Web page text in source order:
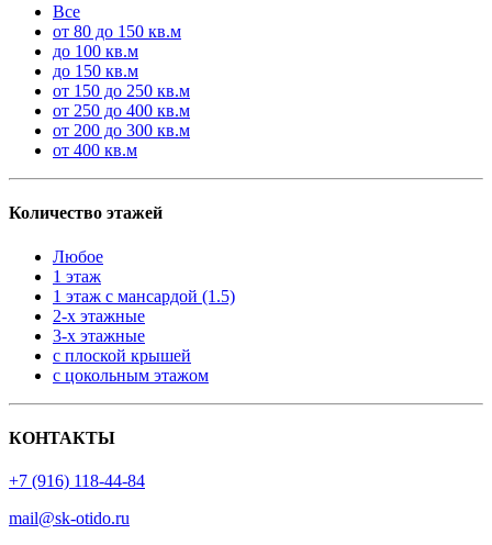
Все
от 80 до 150 кв.м
до 100 кв.м
до 150 кв.м
от 150 до 250 кв.м
от 250 до 400 кв.м
от 200 до 300 кв.м
от 400 кв.м
Количество этажей
Любое
1 этаж
1 этаж с мансардой (1.5)
2-х этажные
3-х этажные
с плоской крышей
с цокольным этажом
КОНТАКТЫ
+7 (916) 118-44-84
mail@sk-otido.ru